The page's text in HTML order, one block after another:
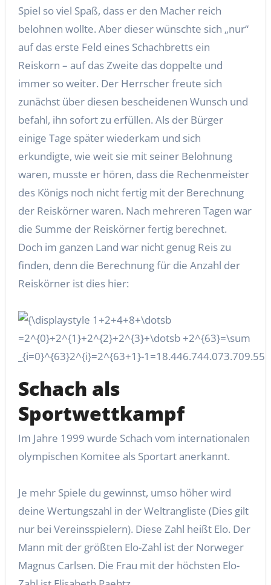
Spiel so viel Spaß, dass er den Macher reich
belohnen wollte. Aber dieser wünschte sich „nur“
auf das erste Feld eines Schachbretts ein
Reiskorn – auf das Zweite das doppelte und
immer so weiter. Der Herrscher freute sich
zunächst über diesen bescheidenen Wunsch und
befahl, ihn sofort zu erfüllen. Als der Bürger
einige Tage später wiederkam und sich
erkundigte, wie weit sie mit seiner Belohnung
waren, musste er hören, dass die Rechenmeister
des Königs noch nicht fertig mit der Berechnung
der Reiskörner waren. Nach mehreren Tagen war
die Summe der Reiskörner fertig berechnet.
Doch im ganzen Land war nicht genug Reis zu
finden, denn die Berechnung für die Anzahl der
Reiskörner ist dies hier:
Schach als
Sportwettkampf
Im Jahre 1999 wurde Schach vom internationalen
olympischen Komitee als Sportart anerkannt.
Je mehr Spiele du gewinnst, umso höher wird
deine Wertungszahl in der Weltrangliste (Dies gilt
nur bei Vereinsspielern). Diese Zahl heißt Elo. Der
Mann mit der größten Elo-Zahl ist der Norweger
Magnus Carlsen. Die Frau mit der höchsten Elo-